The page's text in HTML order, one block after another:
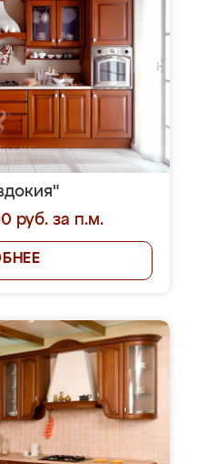
руб. за п.м.